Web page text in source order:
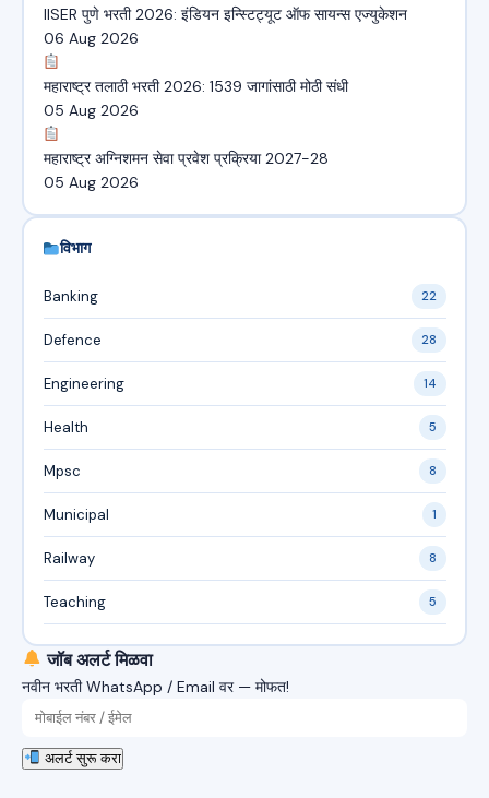
IISER पुणे भरती 2026: इंडियन इन्स्टिट्यूट ऑफ सायन्स एज्युकेशन
06 Aug 2026
महाराष्ट्र तलाठी भरती 2026: 1539 जागांसाठी मोठी संधी
05 Aug 2026
महाराष्ट्र अग्निशमन सेवा प्रवेश प्रक्रिया 2027-28
05 Aug 2026
विभाग
Banking 22
Defence 28
Engineering 14
Health 5
Mpsc 8
Municipal 1
Railway 8
Teaching 5
जॉब अलर्ट मिळवा
नवीन भरती WhatsApp / Email वर — मोफत!
अलर्ट सुरू करा